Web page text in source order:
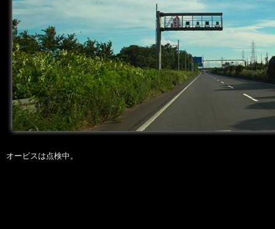
オービスは点検中。